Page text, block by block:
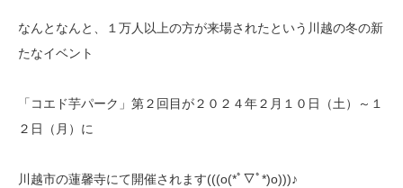
なんとなんと、１万人以上の方が来場されたという川越の冬の新
たなイベント
「コエド芋パーク」第２回目が２０２４年２月１０日（土）～１
２日（月）に
川越市の蓮馨寺にて開催されます(((o(*ﾟ▽ﾟ*)o)))♪